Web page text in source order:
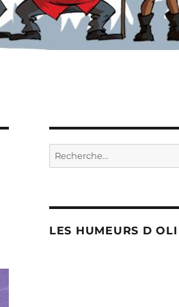
Recherche
pour :
LES HUMEURS D OLI